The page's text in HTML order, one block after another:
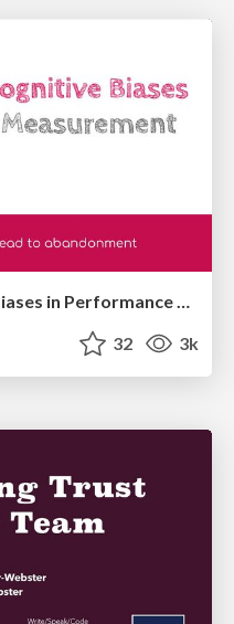
Understanding Cognitive Biases in Performance Measurement
32 3k